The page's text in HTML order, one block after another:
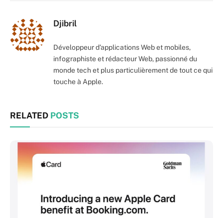
Djibril
Développeur d’applications Web et mobiles,
infographiste et rédacteur Web, passionné du
monde tech et plus particulièrement de tout ce qui
touche à Apple.
RELATED POSTS